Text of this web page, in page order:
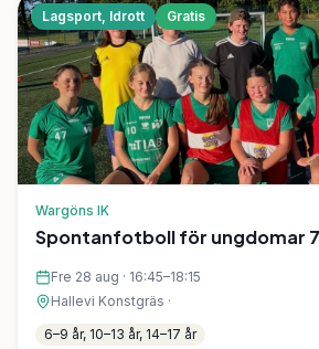
Lagsport, Idrott Gratis
Wargöns IK
Spontanfotboll för ungdomar
Fre 28 aug · 16:45–18:15
Hallevi Konstgräs ·
6–9 år, 10–13 år, 14–17 år